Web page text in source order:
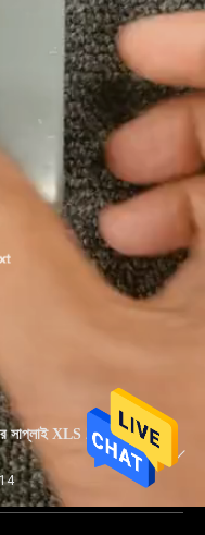
সাপ্লাই XLS 240 W